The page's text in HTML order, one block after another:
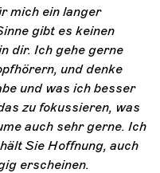
mich ein langer
gibt es keinen
dir. Ich gehe gerne
und denke
und was ich besser
zu fokussieren, was
auch sehr gerne. Ich
Sie Hoffnung, auch
erscheinen.